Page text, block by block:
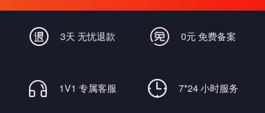
3天 无忧退款 0元 免费备案
1V1 专属客服 7*24 小时服务